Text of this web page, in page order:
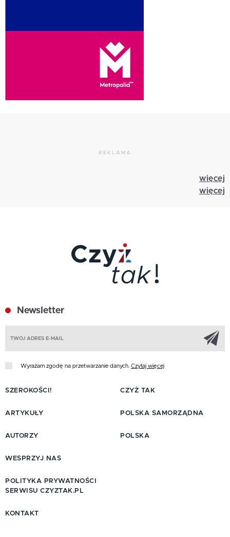
REKLAMA
więcej
więcej
Newsletter
Wyrażam zgodę na przetwarzanie danych. Czytaj więcej
SZEROKOŚCI!
ARTYKUŁY
AUTORZY
CZYŻ TAK
POLSKA SAMORZĄDNA
POLSKA
WESPRZYJ NAS
POLITYKA PRYWATNOŚCI
SERWISU CZYZTAK.PL
KONTAKT